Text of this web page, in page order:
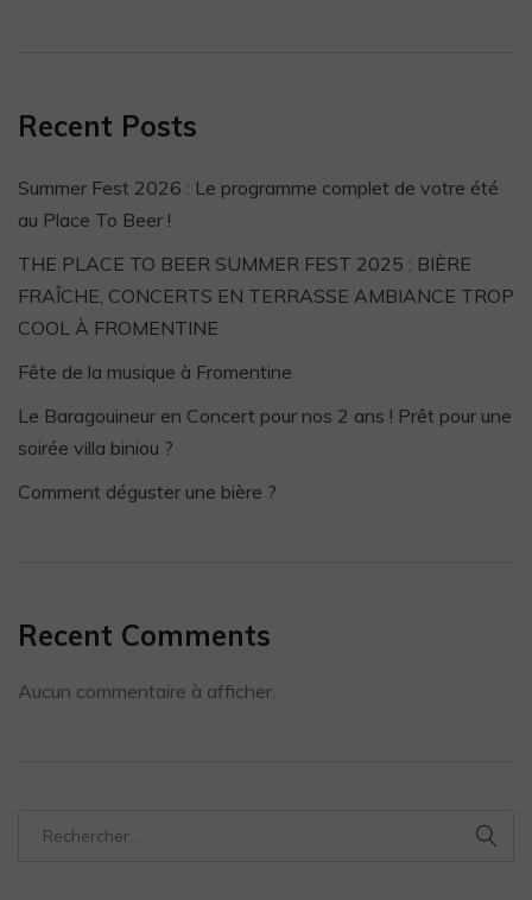
Recent Posts
Summer Fest 2026 : Le programme complet de votre été
au Place To Beer !
THE PLACE TO BEER SUMMER FEST 2025 : BIÈRE
FRAÎCHE, CONCERTS EN TERRASSE AMBIANCE TROP
COOL À FROMENTINE
Fête de la musique à Fromentine
Le Baragouineur en Concert pour nos 2 ans ! Prêt pour une
soirée villa biniou ?
Comment déguster une bière ?
Recent Comments
Aucun commentaire à afficher.